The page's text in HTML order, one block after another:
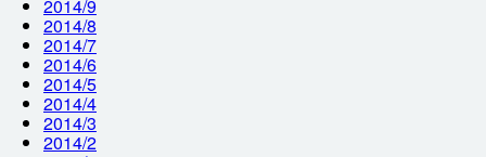
2014/9
2014/8
2014/7
2014/6
2014/5
2014/4
2014/3
2014/2